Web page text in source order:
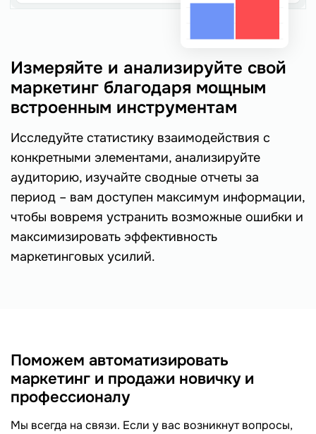
Измеряйте и анализируйте свой
маркетинг благодаря мощным
встроенным инструментам
Исследуйте статистику взаимодействия с
конкретными элементами, анализируйте
аудиторию, изучайте сводные отчеты за
период – вам доступен максимум информации,
чтобы вовремя устранить возможные ошибки и
максимизировать эффективность
маркетинговых усилий.
Поможем автоматизировать
маркетинг и продажи новичку и
профессионалу
Мы всегда на связи. Если у вас возникнут вопросы,